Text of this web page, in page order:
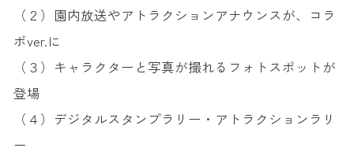
（２）園内放送やアトラクションアナウンスが、コラ
ボver.に
（３）キャラクターと写真が撮れるフォトスポットが
登場
（４）デジタルスタンプラリー・アトラクションラリ
ー